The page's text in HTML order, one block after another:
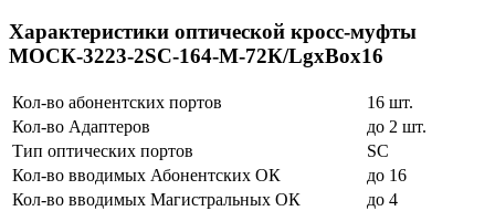
Характеристики оптической кросс-муфты
МОСК-3223-2SC-164-M-72К/LgxBox16
Кол-во абонентских портов
16 шт.
Кол-во Адаптеров
до 2 шт.
Тип оптических портов
SC
Кол-во вводимых Абонентских ОК
до 16
Кол-во вводимых Магистральных ОК
до 4